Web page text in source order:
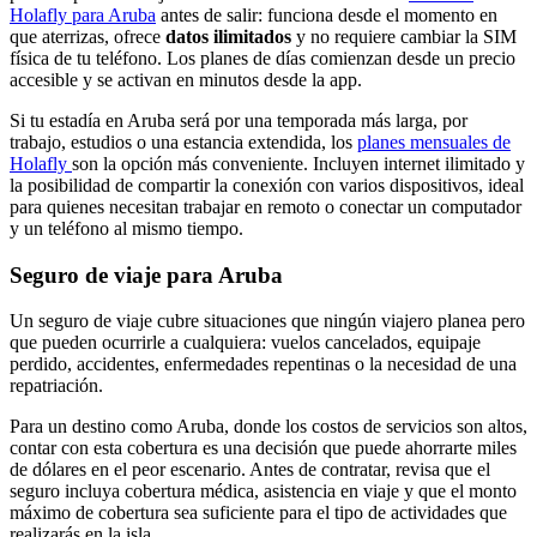
Holafly para Aruba antes de salir: funciona desde el momento en
que aterrizas, ofrece datos ilimitados y no requiere cambiar la SIM
física de tu teléfono. Los planes de días comienzan desde un precio
accesible y se activan en minutos desde la app.
Si tu estadía en Aruba será por una temporada más larga, por
trabajo, estudios o una estancia extendida, los planes mensuales de
Holafly son la opción más conveniente. Incluyen internet ilimitado y
la posibilidad de compartir la conexión con varios dispositivos, ideal
para quienes necesitan trabajar en remoto o conectar un computador
y un teléfono al mismo tiempo.
Seguro de viaje para Aruba
Un seguro de viaje cubre situaciones que ningún viajero planea pero
que pueden ocurrirle a cualquiera: vuelos cancelados, equipaje
perdido, accidentes, enfermedades repentinas o la necesidad de una
repatriación.
Para un destino como Aruba, donde los costos de servicios son altos,
contar con esta cobertura es una decisión que puede ahorrarte miles
de dólares en el peor escenario. Antes de contratar, revisa que el
seguro incluya cobertura médica, asistencia en viaje y que el monto
máximo de cobertura sea suficiente para el tipo de actividades que